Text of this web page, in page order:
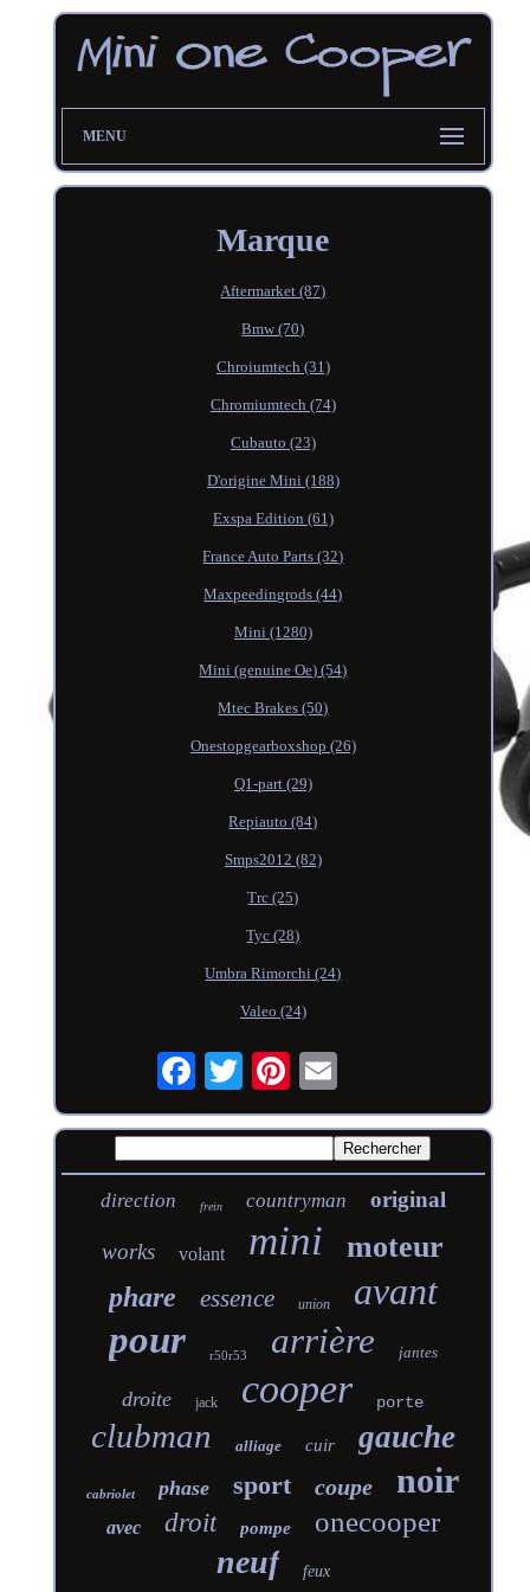
MENU
Marque
Aftermarket (87)
Bmw (70)
Chroiumtech (31)
Chromiumtech (74)
Cubauto (23)
D'origine Mini (188)
Exspa Edition (61)
France Auto Parts (32)
Maxpeedingrods (44)
Mini (1280)
Mini (genuine Oe) (54)
Mtec Brakes (50)
Onestopgearboxshop (26)
Q1-part (29)
Repiauto (84)
Smps2012 (82)
Trc (25)
Tyc (28)
Umbra Rimorchi (24)
Valeo (24)
direction frein countryman original
works volant mini moteur
phare essence union
avant
pour
r50r53 arrière jantes
droite jack cooper porte
clubman alliage cuir gauche
cabriolet phase sport coupe noir
avec droit pompe onecooper
neuf feux